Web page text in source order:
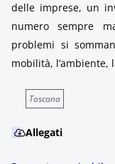
delle imprese, un
numero sempre
problemi si
mobilità,
Toscana
Allegati